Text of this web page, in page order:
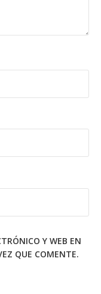
Y WEB EN
QUE COMENTE.